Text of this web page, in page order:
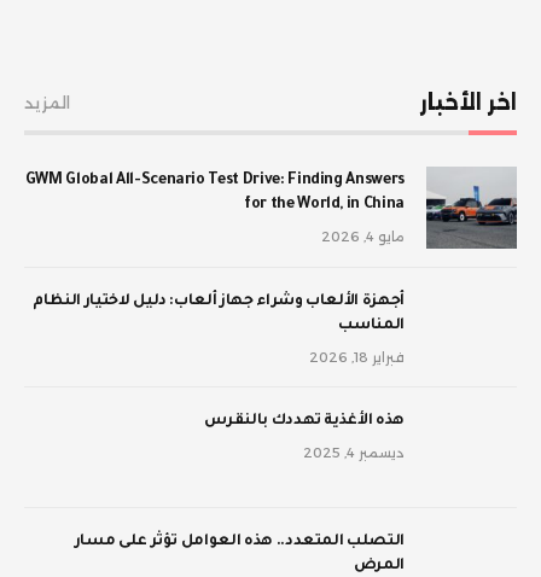
اخر الأخبار المزيد
GWM Global All-Scenario Test Drive: Finding Answers
for the World, in China
مايو 4, 2026
أجهزة الألعاب وشراء جهاز ألعاب: دليل لاختيار النظام
المناسب
فبراير 18, 2026
‫هذه الأغذية تهددك بالنقرس
ديسمبر 4, 2025
‫التصلب المتعدد.. هذه العوامل تؤثر على مسار
المرض